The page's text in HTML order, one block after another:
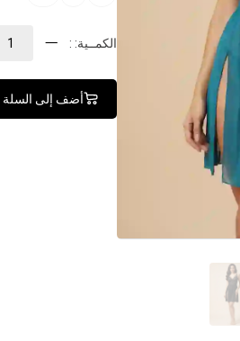
الكمــية: :
أضف إلى السلة